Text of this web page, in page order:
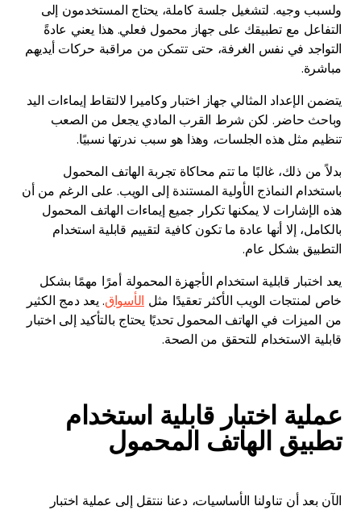
ولسبب وجيه. لتشغيل جلسة كاملة، يحتاج المستخدمون إلى
التفاعل مع تطبيقك على جهاز محمول فعلي. هذا يعني عادةً
التواجد في نفس الغرفة، حتى تتمكن من مراقبة حركات أيديهم
مباشرة.
يتضمن الإعداد المثالي جهاز اختبار وكاميرا لالتقاط إيماءات اليد
وباحث حاضر. لكن شرط القرب المادي يجعل من الصعب
تنظيم مثل هذه الجلسات، وهذا هو سبب ندرتها نسبيًا.
بدلاً من ذلك، غالبًا ما تتم محاكاة تجربة الهاتف المحمول
باستخدام النماذج الأولية المستندة إلى الويب. على الرغم من أن
هذه الإشارات لا يمكنها تكرار جميع إيماءات الهاتف المحمول
بالكامل، إلا أنها عادة ما تكون كافية لتقييم قابلية استخدام
التطبيق بشكل عام.
يعد اختبار قابلية استخدام الأجهزة المحمولة أمرًا مهمًا بشكل
خاص لمنتجات الويب الأكثر تعقيدًا مثل الأسواق. يعد دمج الكثير
من الميزات في الهاتف المحمول تحديًا يحتاج بالتأكيد إلى اختبار
قابلية الاستخدام للتحقق من الصحة.
عملية اختبار قابلية استخدام
تطبيق الهاتف المحمول
الآن بعد أن تناولنا الأساسيات، دعنا ننتقل إلى عملية اختبار